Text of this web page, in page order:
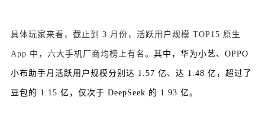
具体玩家来看，截止到 3 月份，活跃用户规模 TOP15 原生
App 中，六大手机厂商均榜上有名。 其中，华为小艺、OPPO
小布助手月活跃用户规模分别达 1.57 亿、达 1.48 亿，超过了
豆包的 1.15 亿，仅次于 DeepSeek 的 1.93 亿。